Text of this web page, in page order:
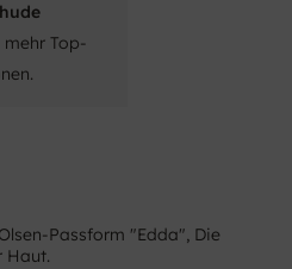
Top-
Passform "Edda", Die
Haut.